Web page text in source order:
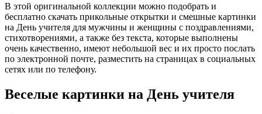
В этой оригинальной коллекции можно подобрать и
бесплатно скачать прикольные открытки и смешные картинки
на День учителя для мужчины и женщины с поздравлениями,
стихотворениями, а также без текста, которые выполнены
очень качественно, имеют небольшой вес и их просто послать
по электронной почте, разместить на страницах в социальных
сетях или по телефону.
Веселые картинки на День учителя